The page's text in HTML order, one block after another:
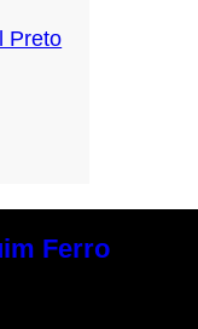
Preto
Ferro